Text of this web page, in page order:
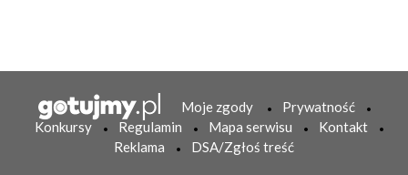
Moje zgody
Prywatność
Konkursy
Regulamin Mapa serwisu
Kontakt
Reklama
DSA/Zgłoś treść